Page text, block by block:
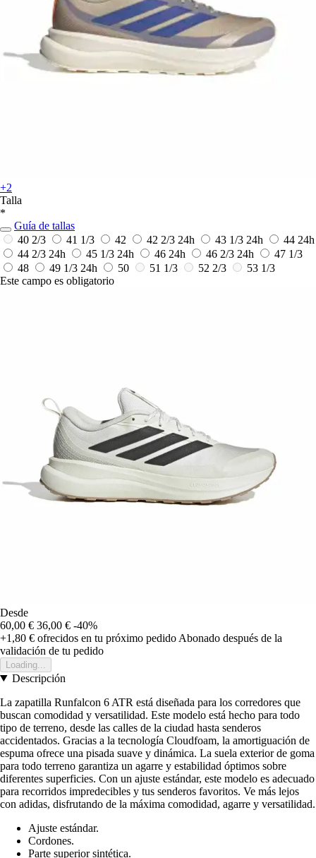
+2
Talla
*
Guía de tallas
40 2/3
41 1/3 42 42 2/3 24h 43 1/3 24h 44 24h
44 2/3 24h 45 1/3 24h 46 24h 46 2/3 24h
47 1/3
48
49 1/3 24h 50 51 1/3 52 2/3
53 1/3
Este campo es obligatorio
Desde
60,00 € 36,00 € -40%
+1,80 € ofrecidos en tu próximo pedido Abonado después de la
validación de tu pedido
Loading...
Descripción
La zapatilla Runfalcon 6 ATR está diseñada para los corredores que
buscan comodidad y versatilidad. Este modelo está hecho para todo
tipo de terreno, desde las calles de la ciudad hasta senderos
accidentados. Gracias a la tecnología Cloudfoam, la amortiguación de
espuma ofrece una pisada suave y dinámica. La suela exterior de goma
para todo terreno garantiza un agarre y estabilidad óptimos sobre
diferentes superficies. Con un ajuste estándar, este modelo es adecuado
para recorridos impredecibles y tus senderos favoritos. Ve más lejos
con adidas, disfrutando de la máxima comodidad, agarre y versatilidad.
Ajuste estándar.
Cordones.
Parte superior sintética.